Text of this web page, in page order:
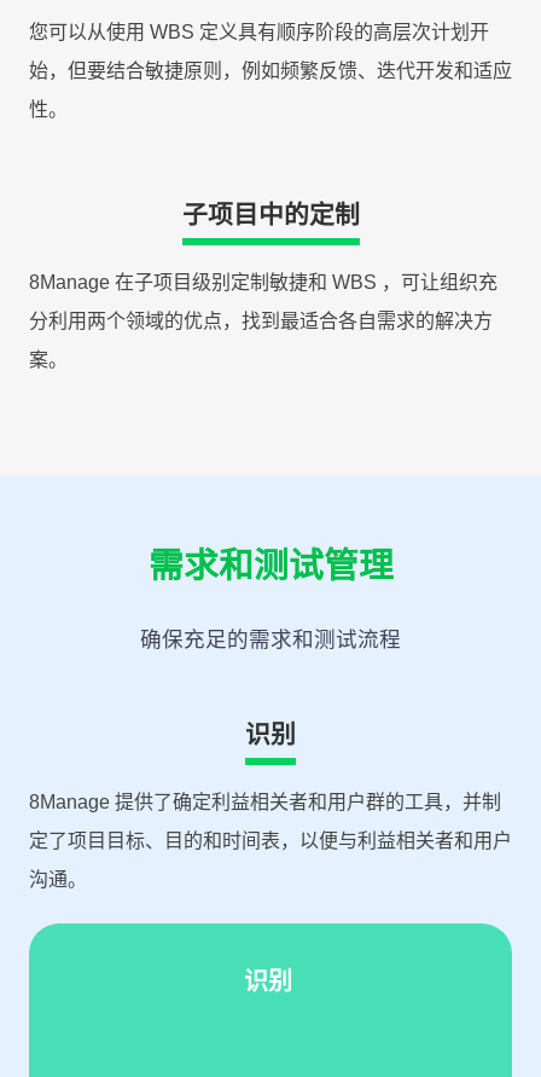
您可以从使用 WBS 定义具有顺序阶段的高层次计划开
始，但要结合敏捷原则，例如频繁反馈、迭代开发和适应
性。
子项目中的定制
8Manage 在子项目级别定制敏捷和 WBS ，可让组织充
分利用两个领域的优点，找到最适合各自需求的解决方
案。
需求和测试管理
确保充足的需求和测试流程
识别
8Manage 提供了确定利益相关者和用户群的工具，并制
定了项目目标、目的和时间表，以便与利益相关者和用户
沟通。
识别